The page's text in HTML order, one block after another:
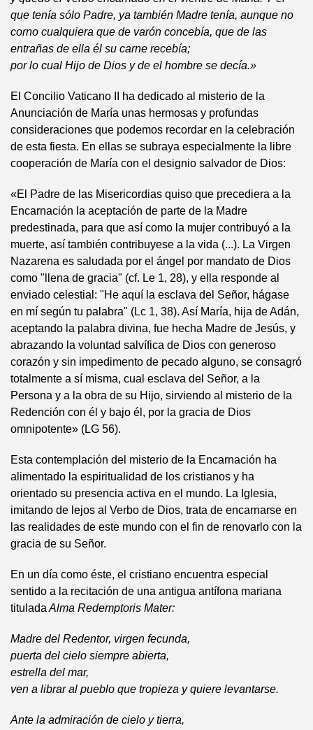
que tenía sólo Padre, ya también Madre tenía, aunque no
corno cualquiera que de varón concebía, que de las
entrañas de ella él su carne recebía;
por lo cual Hijo de Dios y de el hombre se decía.»
El Concilio Vaticano II ha dedicado al misterio de la
Anunciación de María unas hermosas y profundas
consideraciones que podemos recordar en la celebración
de esta fiesta. En ellas se subraya especialmente la libre
cooperación de María con el designio salvador de Dios:
«El Padre de las Misericordias quiso que precediera a la
Encarnación la aceptación de parte de la Madre
predestinada, para que así como la mujer contribuyó a la
muerte, así también contribuyese a la vida (...). La Virgen
Nazarena es saludada por el ángel por mandato de Dios
como "llena de gracia" (cf. Le 1, 28), y ella responde al
enviado celestial: "He aquí la esclava del Señor, hágase
en mí según tu palabra" (Lc 1, 38). Así María, hija de Adán,
aceptando la palabra divina, fue hecha Madre de Jesús, y
abrazando la voluntad salvífica de Dios con generoso
corazón y sin impedimento de pecado alguno, se consagró
totalmente a sí misma, cual esclava del Señor, a la
Persona y a la obra de su Hijo, sirviendo al misterio de la
Redención con él y bajo él, por la gracia de Dios
omnipotente» (LG 56).
Esta contemplación del misterio de la Encarnación ha
alimentado la espiritualidad de los cristianos y ha
orientado su presencia activa en el mundo. La Iglesia,
imitando de lejos al Verbo de Dios, trata de encarnarse en
las realidades de este mundo con el fin de renovarlo con la
gracia de su Señor.
En un día como éste, el cristiano encuentra especial
sentido a la recitación de una antigua antífona mariana
titulada Alma Redemptoris Mater:
Madre del Redentor, virgen fecunda,
puerta del cielo siempre abierta,
estrella del mar,
ven a librar al pueblo que tropieza y quiere levantarse.
Ante la admiración de cielo y tierra,